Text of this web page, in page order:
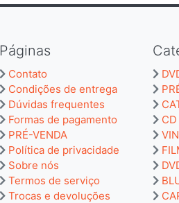
Páginas
Contato
Condições de entrega
Dúvidas frequentes
Formas de pagamento
PRÉ-VENDA
Política de privacidade
Sobre nós
Termos de serviço
Trocas e devoluções
CD